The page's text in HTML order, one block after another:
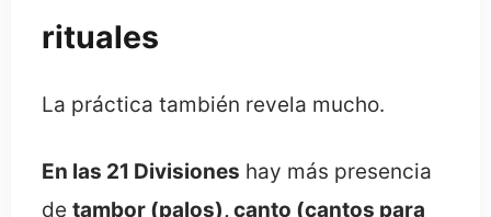
rituales
La práctica también revela mucho.
En las 21 Divisiones hay más presencia
de tambor (palos), canto (cantos para